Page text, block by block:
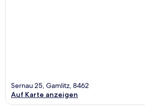
Sernau 25, Gamlitz, 8462
Auf Karte anzeigen